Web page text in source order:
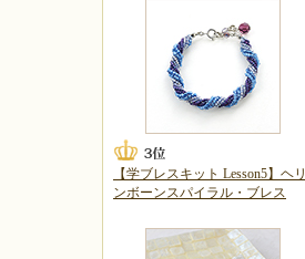
【学ブレスキット Lesson5】ヘリ
ンボーンスパイラル・ブレス